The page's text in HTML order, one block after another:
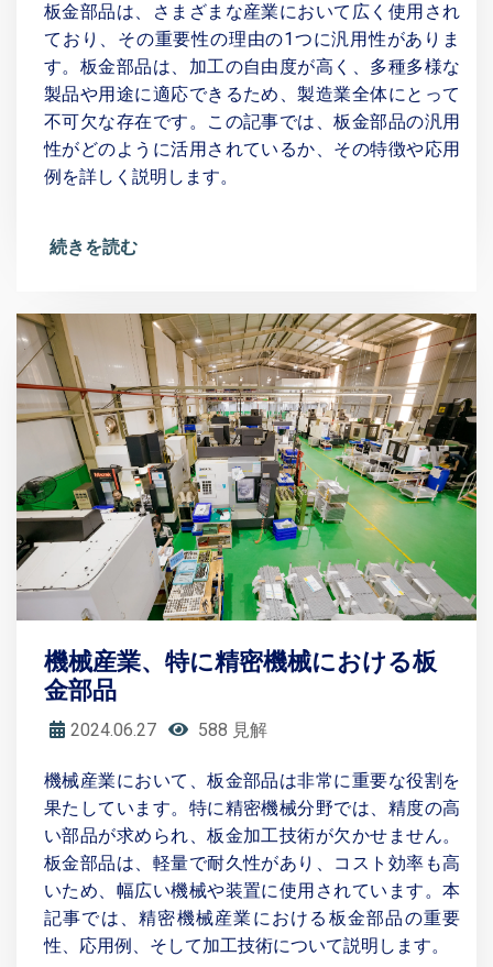
板金部品は、さまざまな産業において広く使用され
ており、その重要性の理由の1つに汎用性がありま
す。板金部品は、加工の自由度が高く、多種多様な
製品や用途に適応できるため、製造業全体にとって
不可欠な存在です。この記事では、板金部品の汎用
性がどのように活用されているか、その特徴や応用
例を詳しく説明します。
続きを読む
機械産業、特に精密機械における板
金部品
2024.06.27 588 見解
機械産業において、板金部品は非常に重要な役割を
果たしています。特に精密機械分野では、精度の高
い部品が求められ、板金加工技術が欠かせません。
板金部品は、軽量で耐久性があり、コスト効率も高
いため、幅広い機械や装置に使用されています。本
記事では、精密機械産業における板金部品の重要
性、応用例、そして加工技術について説明します。